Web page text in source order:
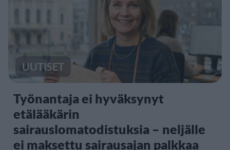
UUTISET
Työnantaja ei hyväksynyt
etälääkärin
sairauslomatodistuksia – neljälle
ei maksettu sairausajan palkkaa